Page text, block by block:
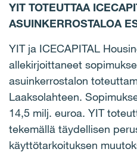
YIT TOTEUTTAA
ASUINKERROSTALOA
YIT ja ICECAPITAL
allekirjoittaneet
asuinkerrostalon
Laaksolahteen.
14,5 milj. euroa. YIT
tekemällä täydellisen
käyttötarkoituksen